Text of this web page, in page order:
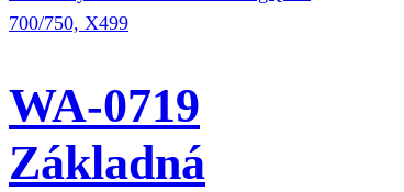
WA-0719
Základná